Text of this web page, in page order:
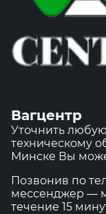
Вагцентр
Уточнить
техническому
Минске Вы
Позвонив по
мессенджер —
течение 15